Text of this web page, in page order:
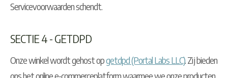
Servicevoorwaarden schendt.
SECTIE 4 - GETDPD
Onze winkel wordt gehost opgetdpd (Portal Labs LLC). Zij bieden